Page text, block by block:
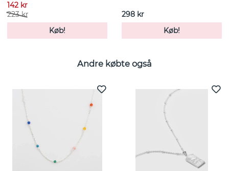
142 kr
223 kr
Køb!
298 kr
Køb!
Andre købte også